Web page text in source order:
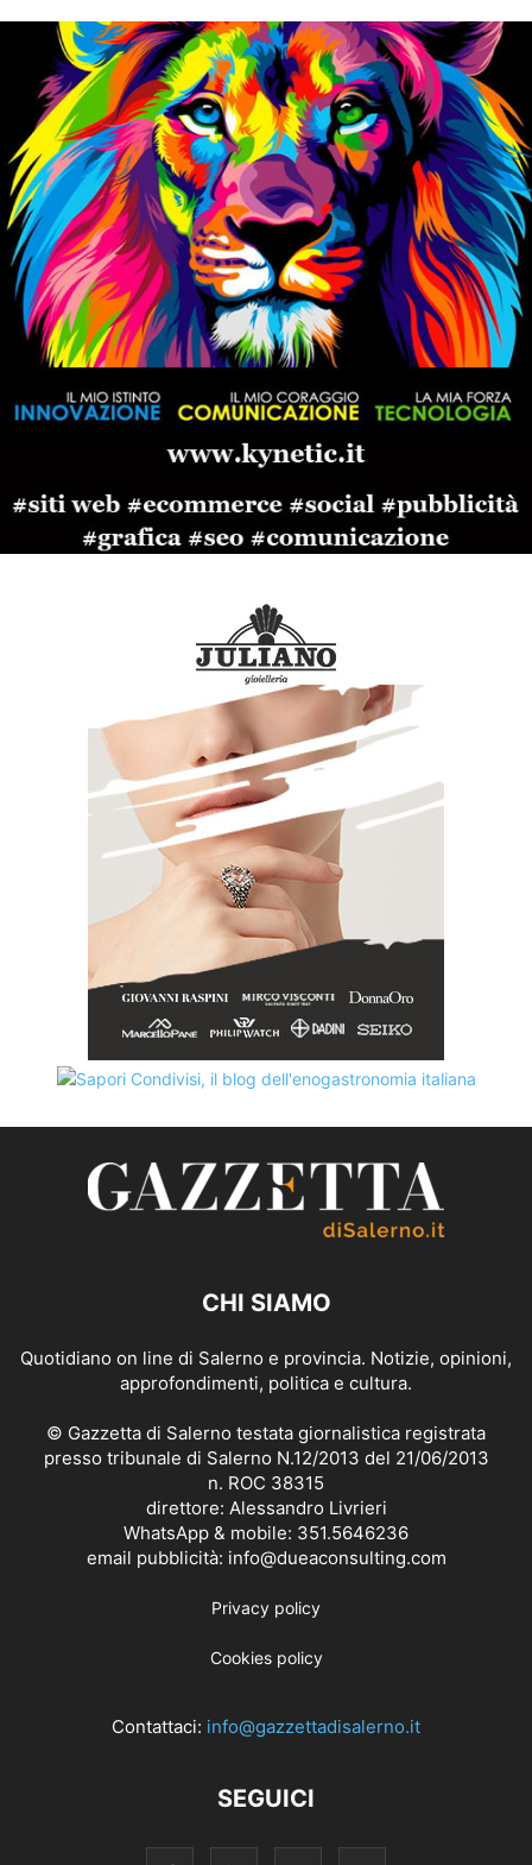
CHI SIAMO
Quotidiano on line di Salerno e provincia. Notizie, opinioni,
approfondimenti, politica e cultura.
© Gazzetta di Salerno testata giornalistica registrata
presso tribunale di Salerno N.12/2013 del 21/06/2013
n. ROC 38315
direttore: Alessandro Livrieri
WhatsApp & mobile: 351.5646236
email pubblicità: info@dueaconsulting.com
Privacy policy
Cookies policy
Contattaci: info@gazzettadisalerno.it
SEGUICI